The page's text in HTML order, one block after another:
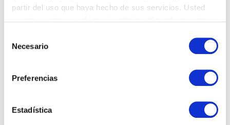
partir del uso que haya hecho de sus servicios. Usted
Necesario
Preferencias
Estadística